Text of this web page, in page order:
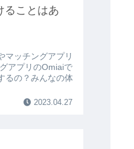
ることはあ
マッチングアプリ
アプリのOmiaiで
るの？みんなの体
2023.04.27